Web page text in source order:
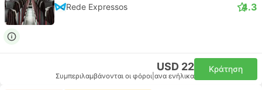
Rede Expressos 4.3
USD 22
Συμπεριλαμβάνονται οι φόροι ανα ενήλικα
Κράτηση